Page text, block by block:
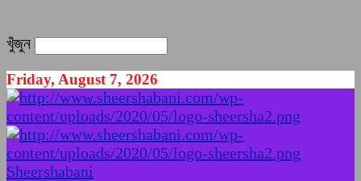
খুঁজুন
Friday, August 7, 2026
Sheershabani